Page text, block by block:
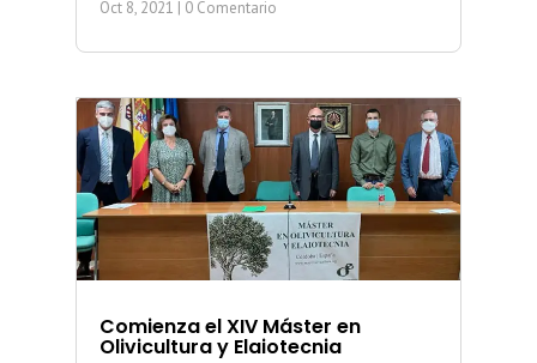
Oct 8, 2021 | 0 Comentario
Comienza el XIV Máster en
Olivicultura y Elaiotecnia